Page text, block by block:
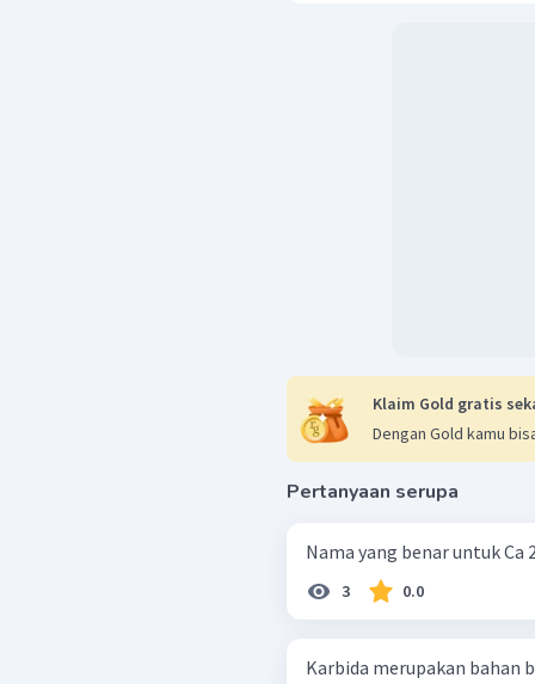
Klaim Gold gratis
Dengan Gold kamu
Pertanyaan serupa
Nama yang benar untuk Ca
3 0.0
Karbida merupakan bahan